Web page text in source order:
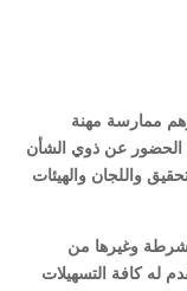
ممارسة مهنة
الحضور عن ذوي الشأن
واللجان والهيئات
وغيرها من
له كافة التسهيلات